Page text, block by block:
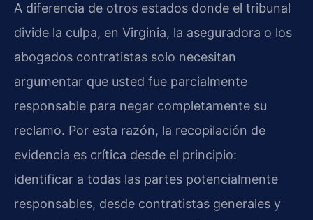
A diferencia de otros estados donde el tribunal
divide la culpa, en Virginia, la aseguradora o los
abogados contratistas solo necesitan
argumentar que usted fue parcialmente
responsable para negar completamente su
reclamo. Por esta razón, la recopilación de
evidencia es crítica desde el principio:
identificar a todas las partes potencialmente
responsables, desde contratistas generales y